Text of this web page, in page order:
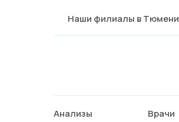
Наши филиалы в Тюмени
Анализы Врачи